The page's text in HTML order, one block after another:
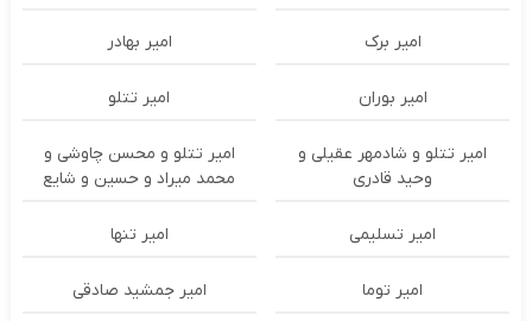
امیر برک امیر بهادر
امیر بوران امیر تتلو
امیر تتلو و شادمهر عقیلی و
وحید قادری
امیر تتلو و محسن چاوشی و
محمد میراد و حسین و شایع
امیر تسلیمی امیر تنها
امیر توما امیر جمشید صادقی